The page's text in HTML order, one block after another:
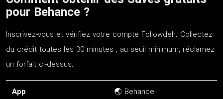
pour Behance ?
Inscrivez-vous et vérifiez votre compte Followdeh. Collectez
du crédit toutes les 30 minutes ; au seuil minimum, réclamez
un forfait ci-dessus.
App
🌏 Behance